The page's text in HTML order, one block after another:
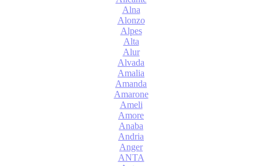
Alna
Alonzo
Alpes
Alta
Alur
Alvada
Amalia
Amanda
Amarone
Ameli
Amore
Anaba
Andria
Anger
ANTA